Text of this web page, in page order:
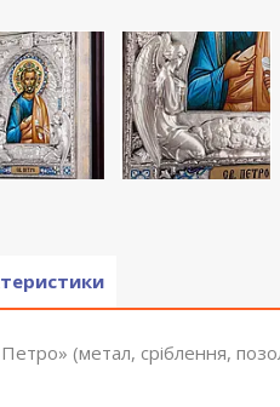
(метал, сріблення,